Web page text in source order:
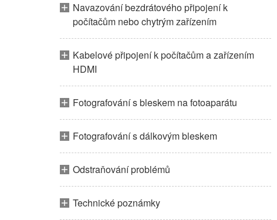
Navazování bezdrátového připojení k
počítačům nebo chytrým zařízením
Kabelové připojení k počítačům a zařízením
HDMI
Fotografování s bleskem na fotoaparátu
Fotografování s dálkovým bleskem
Odstraňování problémů
Technické poznámky